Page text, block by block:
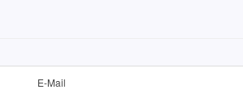
E-Mail